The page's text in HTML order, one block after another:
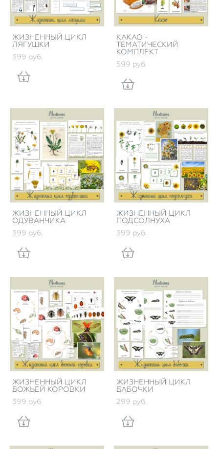
ЖИЗНЕННЫЙ ЦИКЛ
ЛЯГУШКИ
399 pуб.
КАКАО -
ТЕМАТИЧЕСКИЙ
КОМПЛЕКТ
599 pуб.
ЖИЗНЕННЫЙ ЦИКЛ
ОДУВАНЧИКА
399 pуб.
ЖИЗНЕННЫЙ ЦИКЛ
ПОДСОЛНУХА
399 pуб.
ЖИЗНЕННЫЙ ЦИКЛ
БОЖЬЕЙ КОРОВКИ
399 pуб.
ЖИЗНЕННЫЙ ЦИКЛ
БАБОЧКИ
299 pуб.